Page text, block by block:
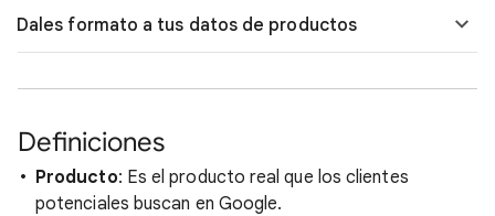
Dales formato a tus datos de productos
Definiciones
Producto: Es el producto real que los clientes
potenciales buscan en Google.